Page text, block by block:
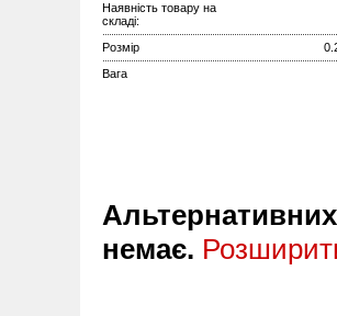
Наявність товару на
складі:
Розмір
Вага
Альтернативних
немає.